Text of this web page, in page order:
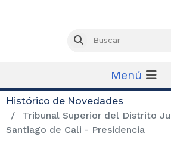
Buscar
Menú
Histórico de Novedades
Tribunal Superior del Distrito
Santiago de Cali - Presidencia